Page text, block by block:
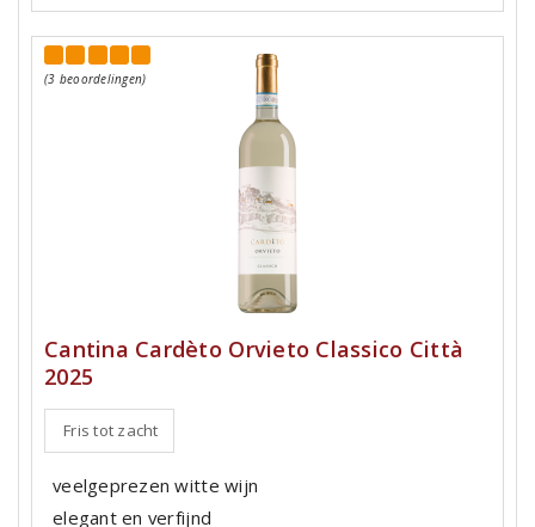
(3 beoordelingen)
Cantina Cardèto Orvieto Classico Città
2025
Fris tot zacht
veelgeprezen witte wijn
elegant en verfijnd